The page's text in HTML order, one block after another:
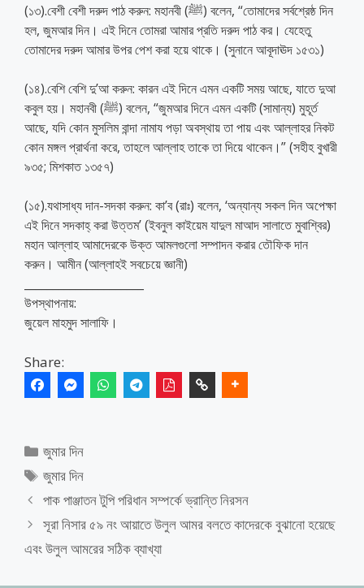
(১৩).বেশী বেশী দরুদ পাঠ করুন: মহানবী (ﷺ) বলেন, “তোমাদের সর্বশ্রেষ্ঠ দিন
হল, জুমআর দিন। এই দিনে তোমরা আমার প্রতি দরুদ পাঠ কর। যেহেতু
তোমাদের দরুদ আমার উপর পেশ করা হয়ে থাকে। (সুনানে আবূদাঊদ ১৫৩১)
(১৪).বেশি বেশি দু’আ করুন: কারন এই দিনে এমন একটি সময় আছে, যাতে দুআ
কবুল হয়। মহানবী (ﷺ) বলেন, “জুমআর দিনে এমন একটি (সামান্য) মুহূর্ত
আছে, যদি কোন মুসলিম বান্দা নামায পড়া অবস্থায় তা পায় এবং আল্লাহর নিকট
কোন মঙ্গল প্রার্থনা করে, তাহলে আল্লাহ তাকে তা দিয়ে থাকেন।” (সহীহ বুখারী
৯৩৫; মিশকাত ১৩৫৭)
(১৫).যথাসাধ্য দান-সদকা করুন: কা’ব (রাঃ) বলেন, ‘অন্যান্য সকল দিন অপেক্ষা
এই দিনে সদকাহ্‌ করা উত্তম’ (ইবনুল কাইয়েম যাদুল মাআদ সালাতে মুবাশ্বির)
মহান আল্লাহ আমাদেরকে উক্ত আমলগুলো সম্পাদন করার তৌফিক দান
করুন। আমীন (আল্লাহই সবচেয়ে জ্ঞানী)
উপস্থাপনায়:
জুয়েল মাহমুদ সালাফি।
Share:
Categories
জুমার দিন
Tags
জুমার দিন
পাক পাঞ্জাতন টুপি পরিধান সম্পর্কে ভ্রান্তি নিরসন
সূরা নিসার ৫৯ নং আয়াতে উলুল আমর বলতে কাদেরকে বুঝানো হয়েছে
এবং উলুল আমরের সঠিক ব্যাখ্যা